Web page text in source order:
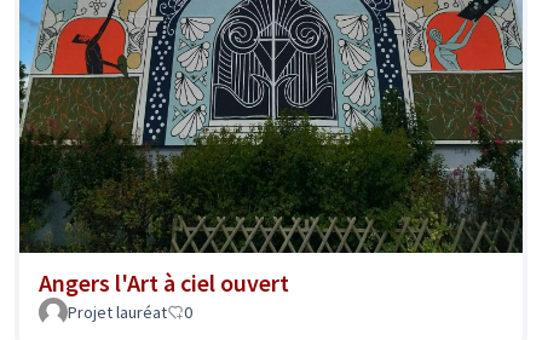
Angers l'Art à ciel ouvert
Projet lauréat 0